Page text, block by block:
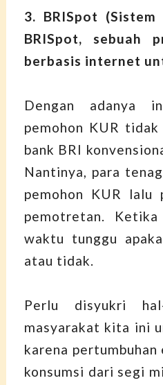
3. BRISpot
BRISpot, sebuah
berbasis internet
Dengan adanya
pemohon KUR
bank BRI
Nantinya, para
pemohon KUR lalu
pemotretan.
waktu tunggu
atau tidak.
Perlu disyukri
masyarakat kita ini
karena
konsumsi dari segi